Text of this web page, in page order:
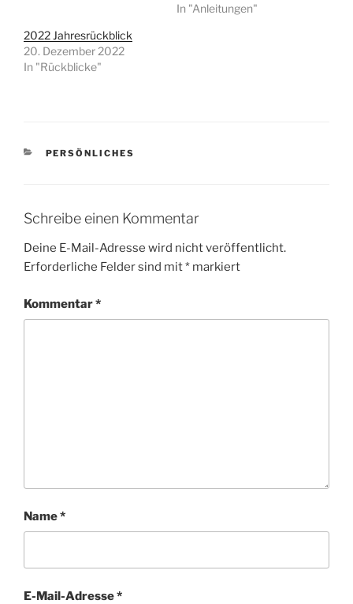
In "Anleitungen"
2022 Jahresrückblick
20. Dezember 2022
In "Rückblicke"
KATEGORIEN
PERSÖNLICHES
Schreibe einen Kommentar
Deine E-Mail-Adresse wird nicht veröffentlicht.
Erforderliche Felder sind mit* markiert
Kommentar*
Name*
E-Mail-Adresse*